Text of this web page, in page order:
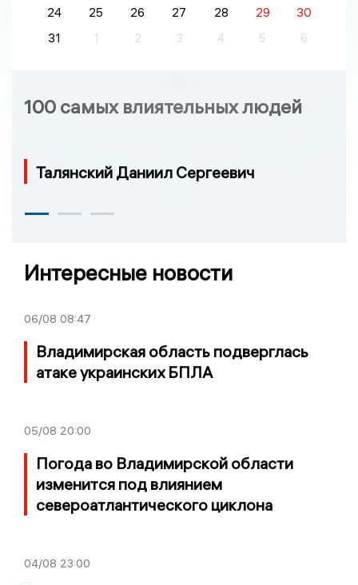
24 25 26 27 28 29
30
31
1 2 3 4 5 6
100 самых влиятельных людей
Талянский Даниил Сергеевич
Интересные новости
06/08 08:47
Владимирская область подверглась
атаке украинских БПЛА
05/08 20:00
Погода во Владимирской области
изменится под влиянием
североатлантического циклона
04/08 23:00